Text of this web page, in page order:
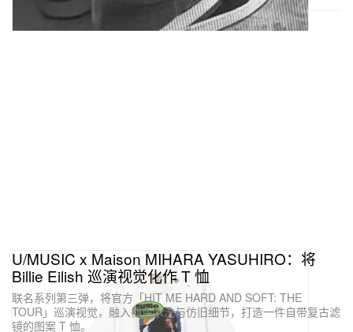
U/MUSIC x Maison MIHARA YASUHIRO：将
Billie Eilish 巡演视觉化作 T 恤
联名系列第三弹，将官方「HIT ME HARD AND SOFT: THE
TOUR」巡演视觉，融入褪色水洗与仿旧细节，打造一件自带复古滤
镜的图案 T 恤。